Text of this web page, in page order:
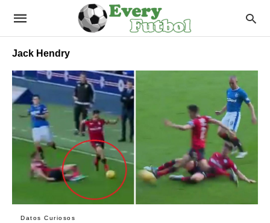
Jack Hendry
Datos Curiosos